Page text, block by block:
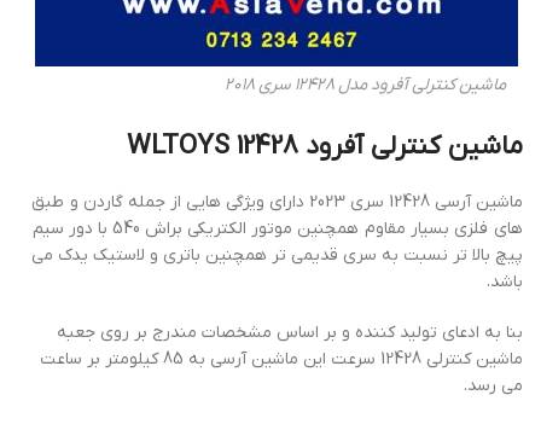
ماشین کنترلی آفرود مدل 12428 سری 2018
ماشین کنترلی آفرود WLTOYS 12428
ماشین آرسی 12428 سری 2023 دارای ویژگی هایی از جمله گاردن و طبق
های فلزی بسیار مقاوم همچنین موتور الکتریکی براش 540 با دور سیم
پیچ بالا تر نسبت به سری قدیمی تر همچنین باتری و لاستیک یدک می
باشد.
بنا به ادعای تولید کننده و بر اساس مشخصات مندرج بر روی جعبه
ماشین کنترلی 12428 سرعت این ماشین آرسی به 85 کیلومتر بر ساعت
می رسد.